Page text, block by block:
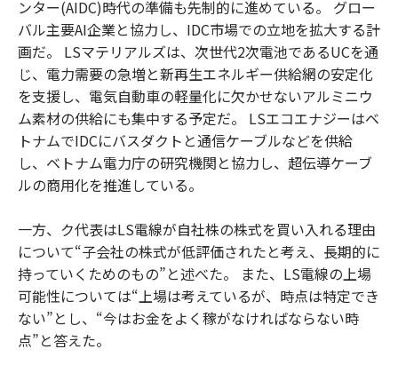
ンター(AIDC)時代の準備も先制的に進めている。 グロー
バル主要AI企業と協力し、IDC市場での立地を拡大する計
画だ。 LSマテリアルズは、次世代2次電池であるUCを通
じ、電力需要の急増と新再生エネルギー供給網の安定化
を支援し、電気自動車の軽量化に欠かせないアルミニウ
ム素材の供給にも集中する予定だ。 LSエコエナジーはベ
トナムでIDCにバスダクトと通信ケーブルなどを供給
し、ベトナム電力庁の研究機関と協力し、超伝導ケーブ
ルの商用化を推進している。
一方、ク代表はLS電線が自社株の株式を買い入れる理由
について“子会社の株式が低評価されたと考え、長期的に
持っていくためのもの”と述べた。 また、LS電線の上場
可能性については“上場は考えているが、時点は特定でき
ない”とし、“今はお金をよく稼がなければならない時
点”と答えた。